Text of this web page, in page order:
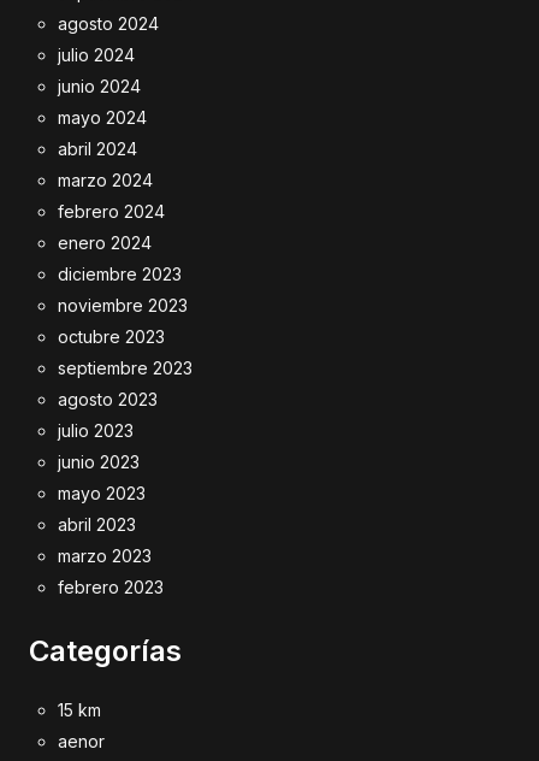
agosto 2024
julio 2024
junio 2024
mayo 2024
abril 2024
marzo 2024
febrero 2024
enero 2024
diciembre 2023
noviembre 2023
octubre 2023
septiembre 2023
agosto 2023
julio 2023
junio 2023
mayo 2023
abril 2023
marzo 2023
febrero 2023
Categorías
15 km
aenor